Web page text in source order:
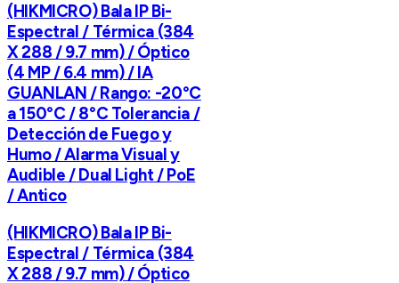
(HIKMICRO) Bala IP Bi-
Espectral / Térmica (384
X 288 / 9.7 mm) / Óptico
(4 MP / 6.4 mm) / IA
GUANLAN / Rango: -20°C
a 150°C / 8°C Tolerancia /
Detección de Fuego y
Humo / Alarma Visual y
Audible / Dual Light / PoE
/ Antico
(HIKMICRO) Bala IP Bi-
Espectral / Térmica (384
X 288 / 9.7 mm) / Óptico